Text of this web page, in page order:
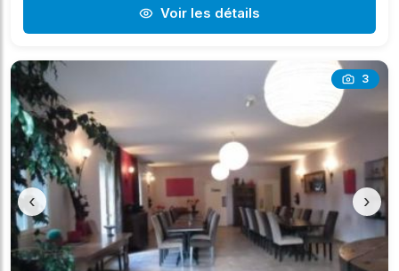
Voir les détails
3
‹ ›